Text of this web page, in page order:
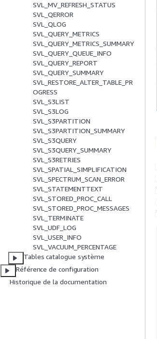
SVL_MV_REFRESH_STATUS
SVL_QERROR
SVL_QLOG
SVL_QUERY_METRICS
SVL_QUERY_METRICS_SUMMARY
SVL_QUERY_QUEUE_INFO
SVL_QUERY_REPORT
SVL_QUERY_SUMMARY
SVL_RESTORE_ALTER_TABLE_PR
OGRESS
SVL_S3LIST
SVL_S3LOG
SVL_S3PARTITION
SVL_S3PARTITION_SUMMARY
SVL_S3QUERY
SVL_S3QUERY_SUMMARY
SVL_S3RETRIES
SVL_SPATIAL_SIMPLIFICATION
SVL_SPECTRUM_SCAN_ERROR
SVL_STATEMENTTEXT
SVL_STORED_PROC_CALL
SVL_STORED_PROC_MESSAGES
SVL_TERMINATE
SVL_UDF_LOG
SVL_USER_INFO
SVL_VACUUM_PERCENTAGE
Tables catalogue système
Référence de configuration
Historique de la documentation